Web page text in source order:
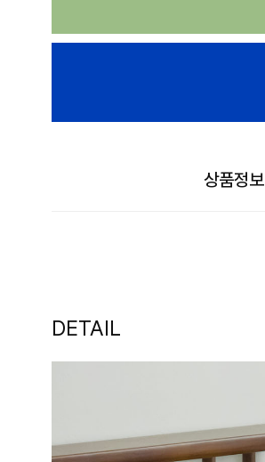
상품정보
DETAIL